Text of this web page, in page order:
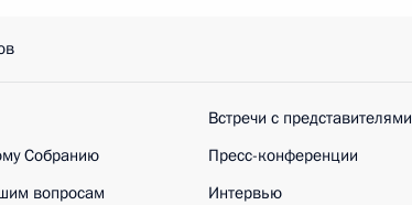
Собранию
вопросам
Встречи с
Пресс-конференции
Интервью